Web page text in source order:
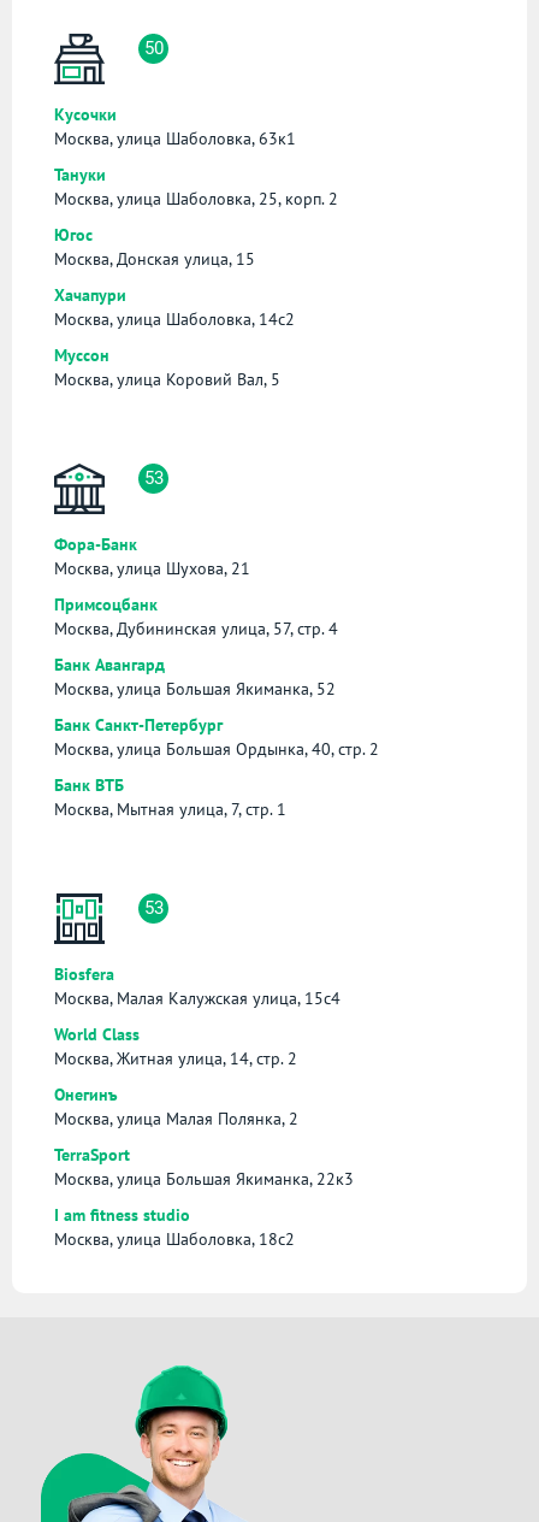
50
Кусочки
Москва, улица Шаболовка, 63к1
Тануки
Москва, улица Шаболовка, 25, корп. 2
Югос
Москва, Донская улица, 15
Хачапури
Москва, улица Шаболовка, 14с2
Муссон
Москва, улица Коровий Вал, 5
53
Фора-Банк
Москва, улица Шухова, 21
Примсоцбанк
Москва, Дубининская улица, 57, стр. 4
Банк Авангард
Москва, улица Большая Якиманка, 52
Банк Санкт-Петербург
Москва, улица Большая Ордынка, 40, стр. 2
Банк ВТБ
Москва, Мытная улица, 7, стр. 1
53
Biosfera
Москва, Малая Калужская улица, 15с4
World Class
Москва, Житная улица, 14, стр. 2
Онегинъ
Москва, улица Малая Полянка, 2
TerraSport
Москва, улица Большая Якиманка, 22к3
I am fitness studio
Москва, улица Шаболовка, 18с2